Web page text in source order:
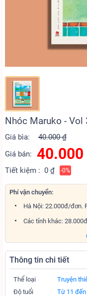
Nhóc Maruko - Vol
Giá bìa:
40.000 ₫
Giá bán:
40.000
Tiết kiệm : 0 ₫ -0%
Phí vận chuyển:
Hà Nội: 22.000đ/đơn.
Các tỉnh khác:
Thông tin chi tiết
Thể loại
Truyện
Độ tuổi
Từ 11 đến